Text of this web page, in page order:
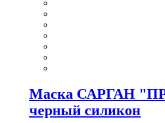
Маска САРГАН
черный силикон